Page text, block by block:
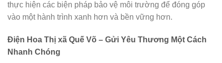
thực hiện các biện pháp bảo vệ môi trường để đóng góp
vào một hành trình xanh hơn và bền vững hơn.
Điện Hoa Thị xã Quế Võ – Gửi Yêu Thương Một Cách
Nhanh Chóng